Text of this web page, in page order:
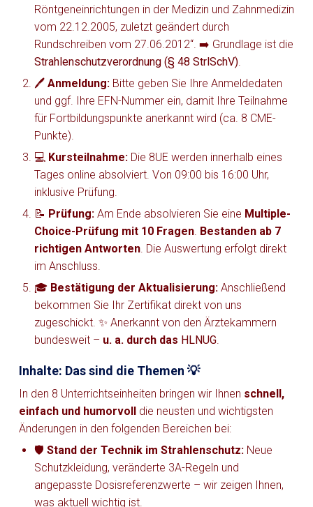
Röntgeneinrichtungen in der Medizin und Zahnmedizin
vom 22.12.2005, zuletzt geändert durch
Rundschreiben vom 27.06.2012“. ➡️ Grundlage ist die
Strahlenschutzverordnung (§ 48 StrlSchV)
🖊️ Anmeldung: Bitte geben Sie Ihre Anmeldedaten
und ggf. Ihre EFN-Nummer ein, damit Ihre Teilnahme
für Fortbildungspunkte anerkannt wird (ca. 8 CME-
Punkte).
💻 Kursteilnahme: Die 8UE werden innerhalb eines
Tages online absolviert. Von 09:00 bis 16:00 Uhr,
inklusive Prüfung.
📝 Prüfung: Am Ende absolvieren Sie eine Multiple-
Choice-Prüfung mit 10 Fragen Bestanden ab 7
richtigen Antworten . Die Auswertung erfolgt direkt
im Anschluss.
🎓 Bestätigung der Aktualisierung: Anschließend
bekommen Sie Ihr Zertifikat direkt von uns
zugeschickt. ✨ Anerkannt von den Ärztekammern
bundesweit – u. a. durch das HLNUG
Inhalte: Das sind die Themen 💡
In den 8 Unterrichtseinheiten bringen wir Ihnen schnell,
einfach und humorvoll die neusten und wichtigsten
Änderungen in den folgenden Bereichen bei:
🛡️ Stand der Technik im Strahlenschutz: Neue
Schutzkleidung, veränderte 3A-Regeln und
angepasste Dosisreferenzwerte – wir zeigen Ihnen,
was aktuell wichtig ist.